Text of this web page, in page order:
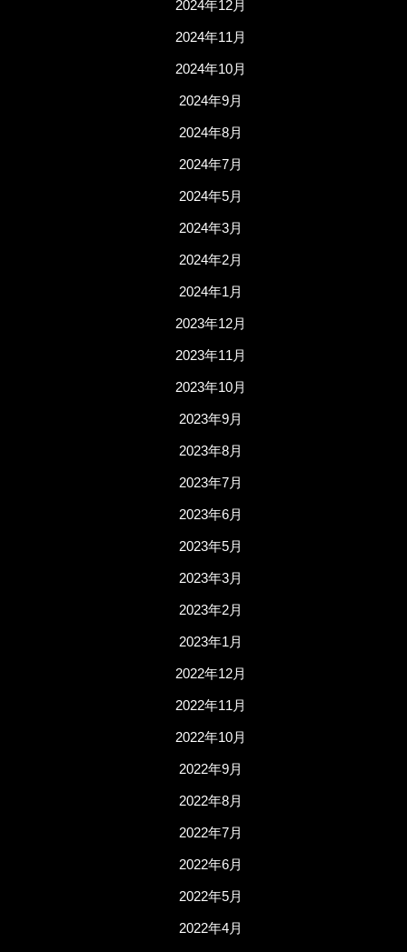
2024年12月
2024年11月
2024年10月
2024年9月
2024年8月
2024年7月
2024年5月
2024年3月
2024年2月
2024年1月
2023年12月
2023年11月
2023年10月
2023年9月
2023年8月
2023年7月
2023年6月
2023年5月
2023年3月
2023年2月
2023年1月
2022年12月
2022年11月
2022年10月
2022年9月
2022年8月
2022年7月
2022年6月
2022年5月
2022年4月